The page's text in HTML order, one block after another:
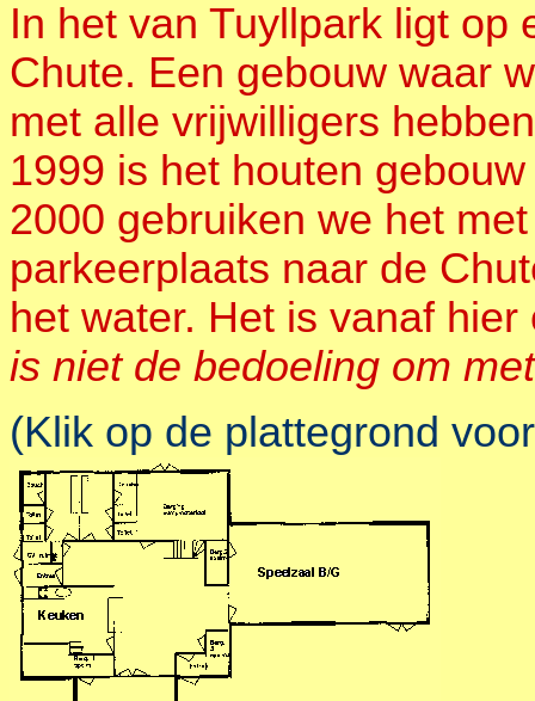
In het van Tuyllpark ligt op
Chute. Een gebouw waar
met alle vrijwilligers
1999 is het houten
2000 gebruiken we het
parkeerplaats naar de
het water. Het is vanaf
is niet de bedoeling om
(Klik op de plattegrond